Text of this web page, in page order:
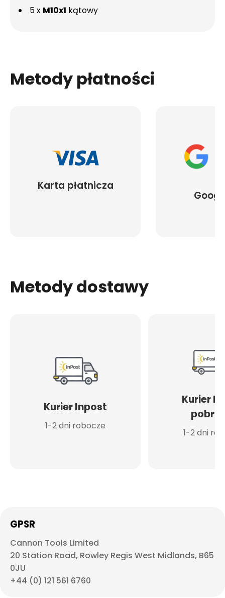
5 x M10x1 kątowy
Metody płatności
Karta płatnicza
Metody dostawy
Kurier Inpost
1-2 dni robocze
Kurier
1-2 dni
GPSR
Cannon Tools Limited
20 Station Road, Rowley Regis West Midlands, B65
0JU
+44 (0) 121 561 6760